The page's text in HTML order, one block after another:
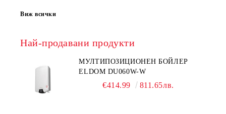
Виж всички
Най-продавани продукти
МУЛТИПОЗИЦИОНЕН БОЙЛЕР
ELDOM DU060W-W
€414.99 811.65лв.